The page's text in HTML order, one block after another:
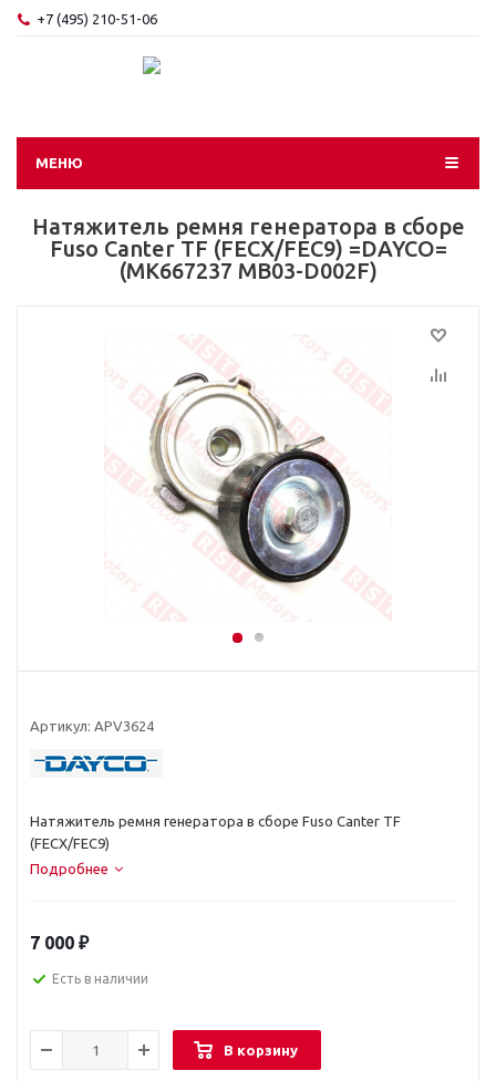
+7 (495) 210-51-06
МЕНЮ
Натяжитель ремня генератора в сборе
Fuso Canter TF (FECX/FEC9) =DAYCO=
(MK667237 MB03-D002F)
Артикул: APV3624
Натяжитель ремня генератора в сборе Fuso Canter TF
(FECX/FEC9)
Подробнее
7 000 ₽
Есть в наличии
В корзину